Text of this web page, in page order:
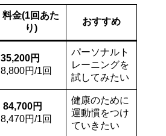
料金(1回あた
り)
おすすめ
35,200円
8,800円/1回
パーソナルト
レーニングを
試してみたい
84,700円
8,470円/1回
健康のために
運動慣をつけ
ていきたい